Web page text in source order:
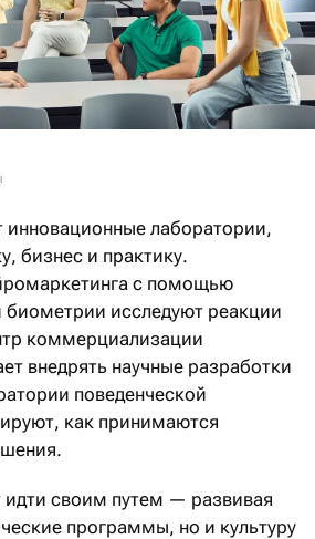
инновационные лаборатории,
бизнес и практику.
с помощью
биометрии исследуют реакции
коммерциализации
внедрять научные разработки
поведенческой
как принимаются
идти своим путем — развивая
программы, но и культуру